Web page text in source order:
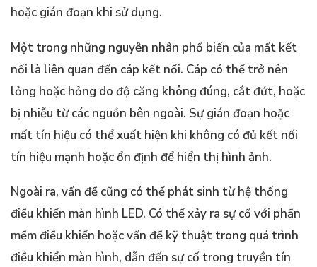
hoặc gián đoạn khi sử dụng.
Một trong những nguyên nhân phổ biến của mất kết
nối là liên quan đến cáp kết nối. Cáp có thể trở nên
lỏng hoặc hỏng do độ căng không đúng, cắt đứt, hoặc
bị nhiễu từ các nguồn bên ngoài. Sự gián đoạn hoặc
mất tín hiệu có thể xuất hiện khi không có đủ kết nối
tín hiệu mạnh hoặc ổn định để hiển thị hình ảnh.
Ngoài ra, vấn đề cũng có thể phát sinh từ hệ thống
điều khiển màn hình LED. Có thể xảy ra sự cố với phần
mềm điều khiển hoặc vấn đề kỹ thuật trong quá trình
điều khiển màn hình, dẫn đến sự cố trong truyền tín